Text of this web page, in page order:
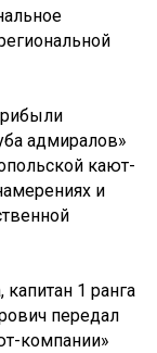
адмиралов»
кают-
и
1 ранга
передал
компании»